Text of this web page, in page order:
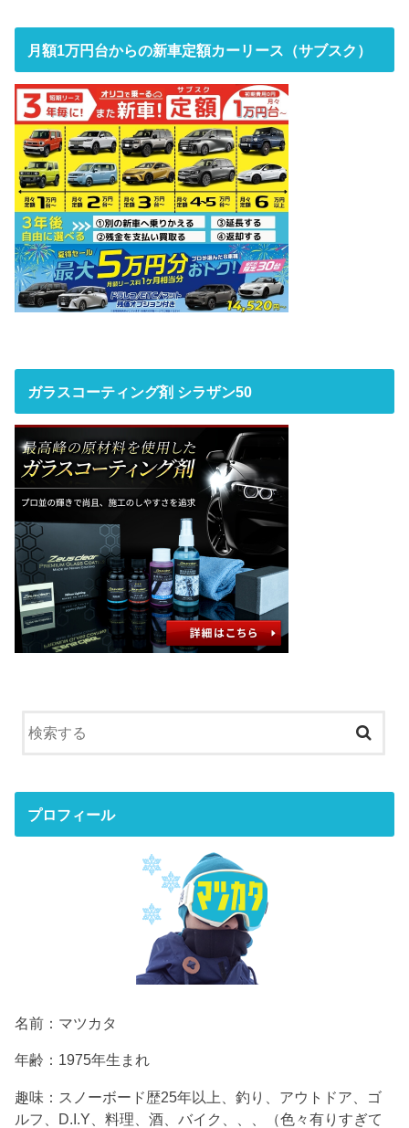
月額1万円台からの新車定額カーリース（サブスク）
ガラスコーティング剤 シラザン50
プロフィール
名前：マツカタ
年齢：1975年生まれ
趣味：スノーボード歴25年以上、釣り、アウトドア、ゴ
ルフ、D.I.Y、料理、酒、バイク、、、（色々有りすぎて